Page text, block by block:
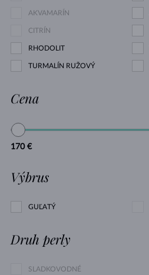
AKVAMARÍN
CITRÍN
RHODOLIT
TURMALÍN RUŽOVÝ
Cena
170 €
Výbrus
GUĽATÝ
Druh perly
SLADKOVODNÉ